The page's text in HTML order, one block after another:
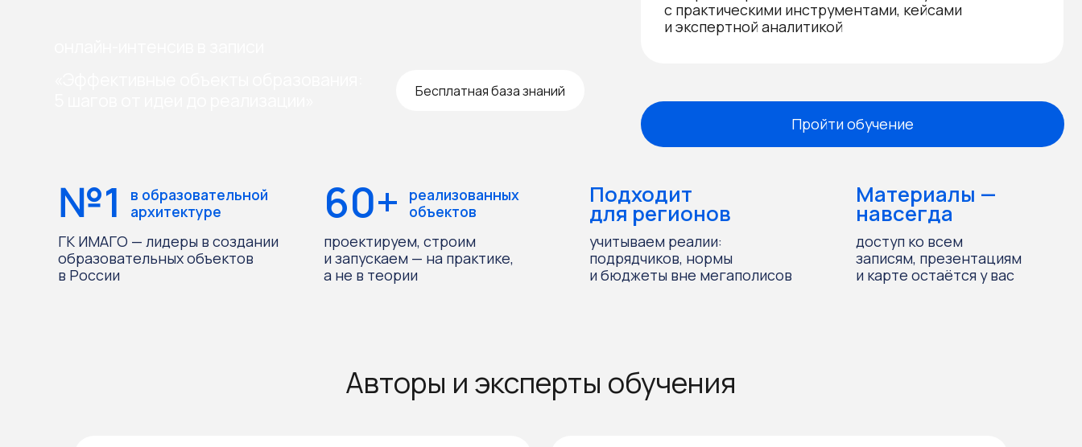
для регионов
подрядчиков, нормы
и бюджеты вне мегаполисов
и запускаем — на практике,
а не в теории
образовательных объектов
в России
Материалы —
навсегда
записям, презентациям
и карте остаётся у вас
Авторы и эксперты обучения